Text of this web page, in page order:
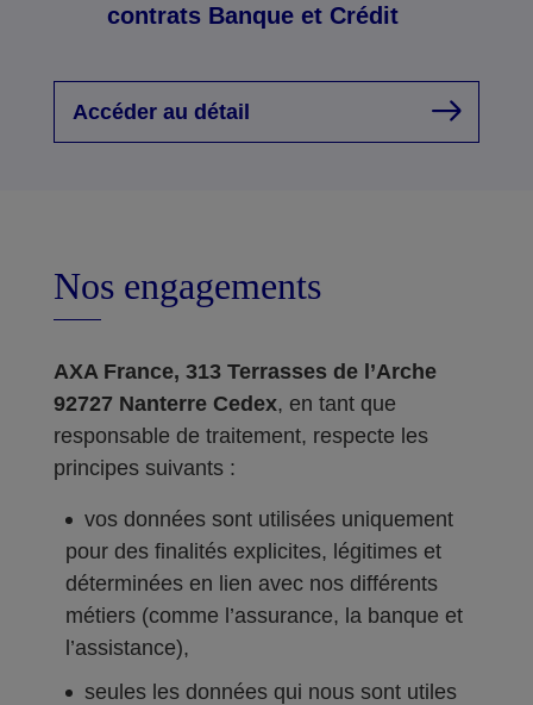
contrats Banque et Crédit
Accéder au détail
Nos engagements
AXA France, 313 Terrasses de l’Arche
92727 Nanterre Cedex, en tant que
responsable de traitement, respecte les
principes suivants :
vos données sont utilisées uniquement
pour des finalités explicites, légitimes et
déterminées en lien avec nos différents
métiers (comme l’assurance, la banque et
l’assistance),
seules les données qui nous sont utiles